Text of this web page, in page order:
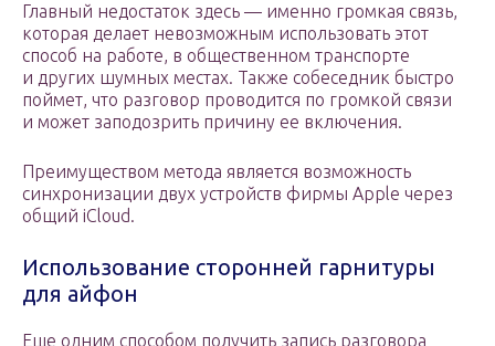
Главный недостаток здесь — именно громкая связь,
которая делает невозможным использовать этот
способ на работе, в общественном транспорте
и других шумных местах. Также собеседник быстро
поймет, что разговор проводится по громкой связи
и может заподозрить причину ее включения.
Преимуществом метода является возможность
синхронизации двух устройств фирмы Apple через
общий iCloud.
Использование сторонней гарнитуры
для айфон
Еще одним способом получить запись разговора